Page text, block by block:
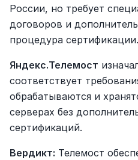
России, но требует
договоров и
процедура сертификации.
Яндекс.Телемост
соответствует
обрабатываются и
серверах без
сертификаций.
Вердикт: Телемост